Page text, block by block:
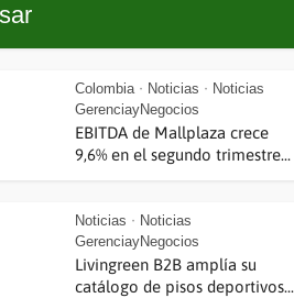
Colombia • Noticias • Noticias
GerenciayNegocios
EBITDA de Mallplaza crece
9,6% en el segundo trimestre...
Noticias • Noticias
GerenciayNegocios
Livingreen B2B amplía su
catálogo de pisos deportivos...